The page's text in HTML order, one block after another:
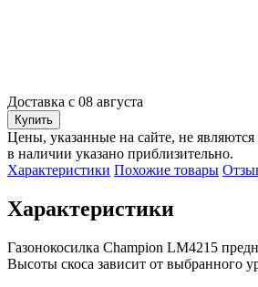
Доставка с 08 августа
Купить
Цены, указанные на сайте, не
в наличии указано приблизительно.
Характеристики Похожие товары
Характеристики
Газонокосилка Champion LM4215
Высоты скоса зависит от выбранного